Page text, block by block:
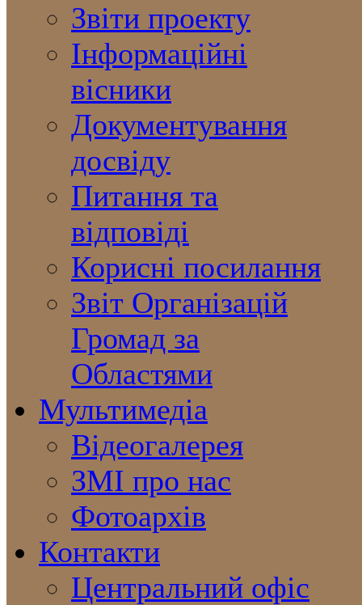
Звіти проекту
Інформаційні
вісники
Документування
досвіду
Питання та
відповіді
Корисні посилання
Звіт Організацій
Громад за
Областями
Мультимедіа
Відеогалерея
ЗМІ про нас
Фотоархів
Контакти
Центральний офіс